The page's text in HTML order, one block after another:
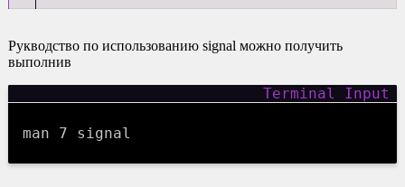
Рукводство по использованию signal можно получить
выполнив
man 7 signal